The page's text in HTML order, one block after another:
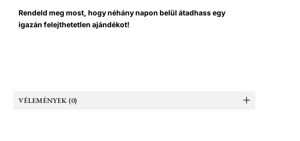
Rendeld meg most, hogy néhány napon belül átadhass egy
igazán felejthetetlen ajándékot!
VÉLEMÉNYEK (0)